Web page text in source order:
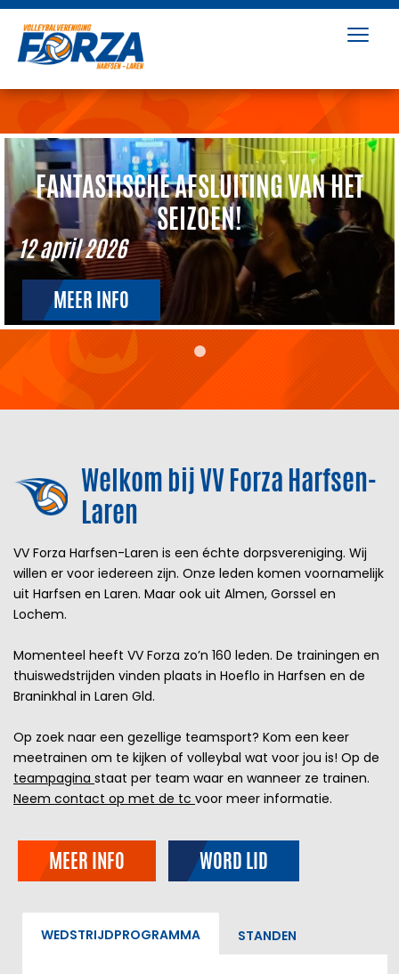
FANTASTISCHE AFSLUITING VAN HET
SEIZOEN!
12 april 2026
MEER INFO
Welkom bij VV Forza Harfsen-
Laren
VV Forza Harfsen-Laren is een échte dorpsvereniging. Wij
willen er voor iedereen zijn. Onze leden komen voornamelijk
uit Harfsen en Laren. Maar ook uit Almen, Gorssel en
Lochem.
Momenteel heeft VV Forza zo’n 160 leden. De trainingen en
thuiswedstrijden vinden plaats in Hoeflo in Harfsen en de
Braninkhal in Laren Gld.
Op zoek naar een gezellige teamsport? Kom een keer
meetrainen om te kijken of volleybal wat voor jou is! Op de
teampagina staat per team waar en wanneer ze trainen.
Neem contact op met de tc voor meer informatie.
MEER INFO WORD LID
WEDSTRIJDPROGRAMMA STANDEN